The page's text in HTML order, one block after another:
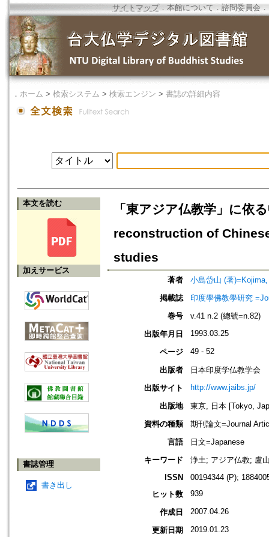
サイトマップ．本館について ． 諮問委員会 ．
． ホーム > 検索システム > 検索エンジン > 書誌の詳細内容
本文を読む
加えサービス
書誌管理
書き出し
「東アジア仏教学」に依
reconstruction of
studies
著者
小島岱山 (著
掲載誌
印度學佛教學研究
巻号
v.41 n.2 (總號=n.82)
出版年月日
1993.03.25
ページ 49 - 52
出版者
日本印度学仏教学会
出版サイト
http://www.jaibs.jp/
出版地
東京, 日本 [Tokyo,
資料の種類
期刊論文=Journal
言語
日文=Japanese
キーワード
浄土; アジア仏教; 盧
ISSN
00194344 (P);
ヒット数
939
作成日 2007.04.26
更新日期 2019.01.23